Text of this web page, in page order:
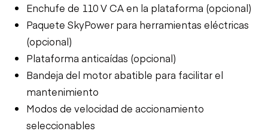
Enchufe de 110 V CA en la plataforma (opcional)
Paquete SkyPower para herramientas eléctricas
(opcional)
Plataforma anticaídas (opcional)
Bandeja del motor abatible para facilitar el
mantenimiento
Modos de velocidad de accionamiento
seleccionables